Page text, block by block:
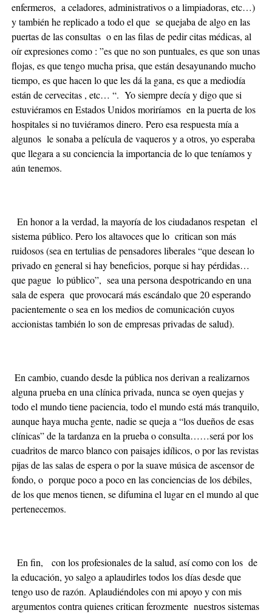
enfermeros, a celadores, administrativos o a limpiadoras, etc…)
y también he replicado a todo el que se quejaba de algo en las
puertas de las consultas o en las filas de pedir citas médicas, al
oír expresiones como : ”es que no son puntuales, es que son unas
flojas, es que tengo mucha prisa, que están desayunando mucho
tiempo, es que hacen lo que les dá la gana, es que a mediodía
están de cervecitas , etc… “. Yo siempre decía y digo que si
estuviéramos en Estados Unidos moriríamos en la puerta de los
hospitales si no tuviéramos dinero. Pero esa respuesta mía a
algunos le sonaba a película de vaqueros y a otros, yo esperaba
que llegara a su conciencia la importancia de lo que teníamos y
aún tenemos.
En honor a la verdad, la mayoría de los ciudadanos respetan el
sistema público. Pero los altavoces que lo critican son más
ruidosos (sea en tertulias de pensadores liberales “que desean lo
privado en general si hay beneficios, porque si hay pérdidas…
que pague lo público”, sea una persona despotricando en una
sala de espera que provocará más escándalo que 20 esperando
pacientemente o sea en los medios de comunicación cuyos
accionistas también lo son de empresas privadas de salud).
En cambio, cuando desde la pública nos derivan a realizarnos
alguna prueba en una clínica privada, nunca se oyen quejas y
todo el mundo tiene paciencia, todo el mundo está más tranquilo,
aunque haya mucha gente, nadie se queja a “los dueños de esas
clínicas” de la tardanza en la prueba o consulta……será por los
cuadritos de marco blanco con paisajes idílicos, o por las revistas
pijas de las salas de espera o por la suave música de ascensor de
fondo, o porque poco a poco en las conciencias de los débiles,
de los que menos tienen, se difumina el lugar en el mundo al que
pertenecemos.
En fin, con los profesionales de la salud, así como con los de
la educación, yo salgo a aplaudirles todos los días desde que
tengo uso de razón. Aplaudiéndoles con mi apoyo y con mis
argumentos contra quienes critican ferozmente nuestros sistemas